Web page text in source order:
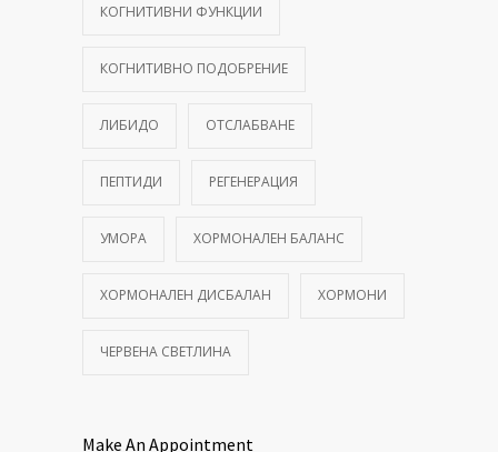
КОГНИТИВНИ ФУНКЦИИ
КОГНИТИВНО ПОДОБРЕНИЕ
ЛИБИДО ОТСЛАБВАНЕ
ПЕПТИДИ РЕГЕНЕРАЦИЯ
УМОРА ХОРМОНАЛЕН БАЛАНС
ХОРМОНАЛЕН ДИСБАЛАН ХОРМОНИ
ЧЕРВЕНА СВЕТЛИНА
Make An Appointment